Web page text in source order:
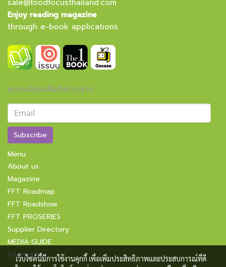
sale@foodfocusthailand.com
Enjoy reading magazine
through e-book applications
ลงทะเบียนเพื่อรับข่าวสาร
Subscribe
Menu
About us
Magazine
FFT Roadmap
FFT Roadshow
FFT PROSERIES
Supplier Directory
MEDIA GUIDE
Information
เว็บไซต์นี้มีการใช้งานคุกกี้ เพื่อเพิ่มประสิทธิภาพและประสบการณ์ที่ดี